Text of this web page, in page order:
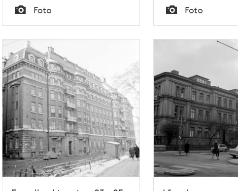
Tid
Typ
Foto Tid
Typ
Foto